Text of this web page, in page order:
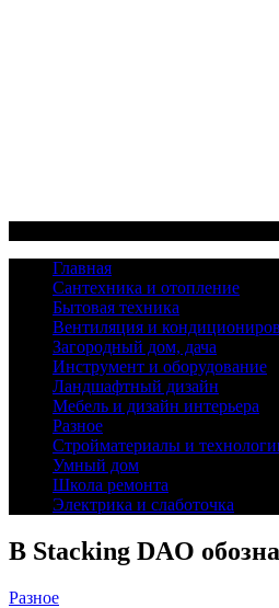
Главная
Сантехника и отопление
Бытовая техника
Вентиляция и
Загородный дом, дача
Инструмент и оборудование
Ландшафтный дизайн
Мебель и дизайн интерьера
Разное
Стройматериалы и
Умный дом
Школа ремонта
Электрика и слаботочка
В Stacking DAO
Разное